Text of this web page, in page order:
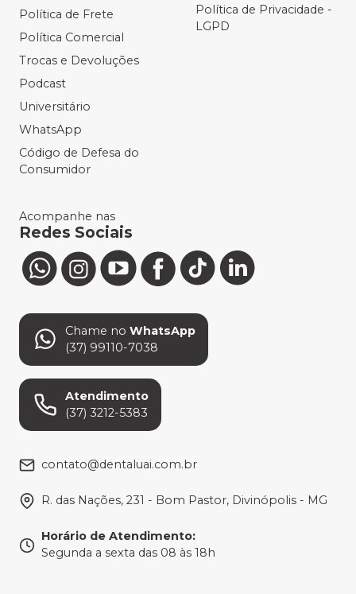
Política de Frete
Política Comercial
Trocas e Devoluções
Podcast
Universitário
WhatsApp
Código de Defesa do
Consumidor
Política de Privacidade -
LGPD
Acompanhe nas
Redes Sociais
Chame no WhatsApp
(37) 99110-7038
Atendimento
(37) 3212-5383
contato@dentaluai.com.br
R. das Nações, 231 - Bom Pastor, Divinópolis - MG
Horário de Atendimento:
Segunda a sexta das 08 às 18h